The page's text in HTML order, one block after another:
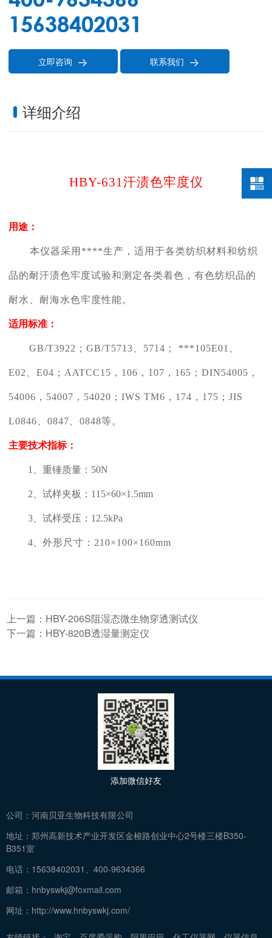
15638402031
立即咨询  联系我们 
详细介绍
HBY-631汗渍色牢度仪
用途：
本仪器采用****生产，适用于各类纺织材料和纺织
品的耐汗渍色牢度试验和测定各类着色，有色纺织品的
耐水、耐海水色牢度性能。
适用标准：
GB/T3922；GB/T5713、5714； ***105E01、
E02、E04；AATCC15，106，107，165；DIN54005，
54006，54007，54020；IWS TM6，174，175；JIS
L0846、0847、0848等。
主要技术指标：
1、 重锤质量： 50N
2、 试样夹板： 115×60×1.5mm
3、 试样受压： 12.5kPa
4、 外形尺寸： 210×100×160mm
上一篇： HBY-206S阻湿态微生物穿透测试仪
下一篇： HBY-820B透湿量测定仪
公司： 河南贝亚生物科技有限公司
地址： 郑州高新技术产业开发区金梭路创业中心2号楼三楼B350-
B351室
电话： 15638402031、400-9634366
邮箱： hnbyswkj@foxmail.com
网址： http://www.hnbyswkj.com/
添加微信好友